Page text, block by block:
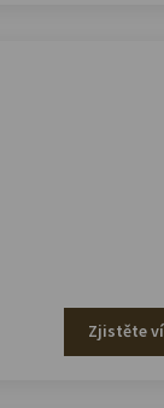
Zjistěte